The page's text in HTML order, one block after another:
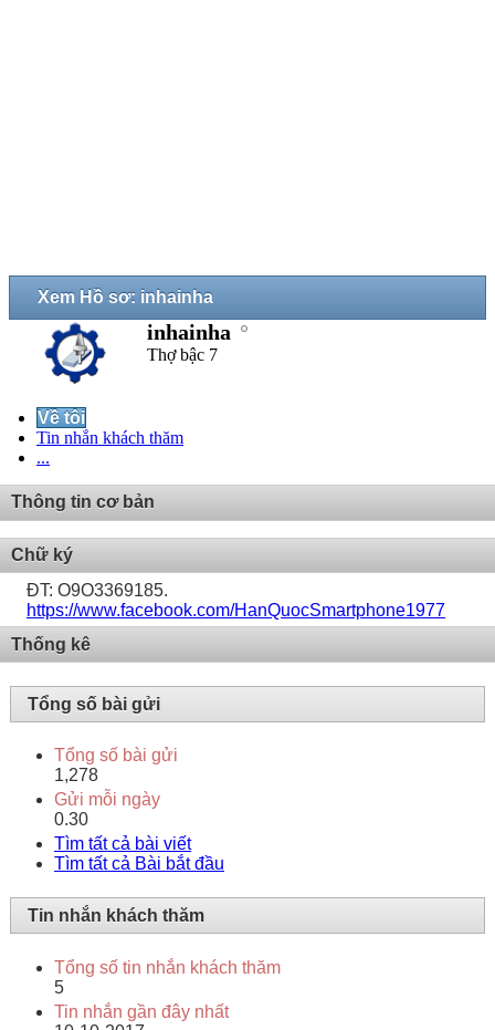
Xem Hồ sơ: inhainha
inhainha
Thợ bậc 7
Về tôi
Tin nhắn khách thăm
...
Thông tin cơ bản
Chữ ký
ĐT: O9O3369185.
https://www.facebook.com/HanQuocSmartphone1977
Thống kê
Tổng số bài gửi
Tổng số bài gửi
1,278
Gửi mỗi ngày
0.30
Tìm tất cả bài viết
Tìm tất cả Bài bắt đầu
Tin nhắn khách thăm
Tổng số tin nhắn khách thăm
5
Tin nhắn gần đây nhất